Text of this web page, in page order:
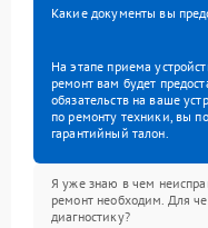
Какие документы вы
На этапе приема
ремонт вам будет
обязательств на ваше
по ремонту техники, вы
гарантийный талон.
Я уже знаю в чем
ремонт необходим. Для
диагностику?